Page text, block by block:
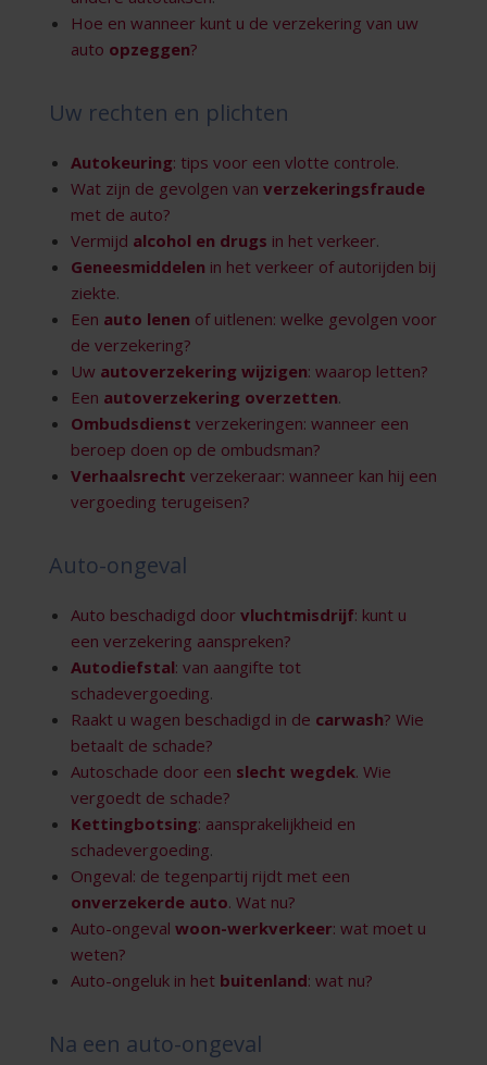
Hoe en wanneer kunt u de verzekering van uw
auto opzeggen?
Uw rechten en plichten
Autokeuring: tips voor een vlotte controle.
Wat zijn de gevolgen van verzekeringsfraude
met de auto?
Vermijd alcohol en drugs in het verkeer.
Geneesmiddelen in het verkeer of autorijden bij
ziekte.
Een auto lenen of uitlenen: welke gevolgen voor
de verzekering?
Uw autoverzekering wijzigen: waarop letten?
Een autoverzekering overzetten.
Ombudsdienst verzekeringen: wanneer een
beroep doen op de ombudsman?
Verhaalsrecht verzekeraar: wanneer kan hij een
vergoeding terugeisen?
Auto-ongeval
Auto beschadigd door vluchtmisdrijf: kunt u
een verzekering aanspreken?
Autodiefstal: van aangifte tot
schadevergoeding.
Raakt u wagen beschadigd in de carwash? Wie
betaalt de schade?
Autoschade door een slecht wegdek. Wie
vergoedt de schade?
Kettingbotsing: aansprakelijkheid en
schadevergoeding.
Ongeval: de tegenpartij rijdt met een
onverzekerde auto. Wat nu?
Auto-ongeval woon-werkverkeer: wat moet u
weten?
Auto-ongeluk in het buitenland: wat nu?
Na een auto-ongeval